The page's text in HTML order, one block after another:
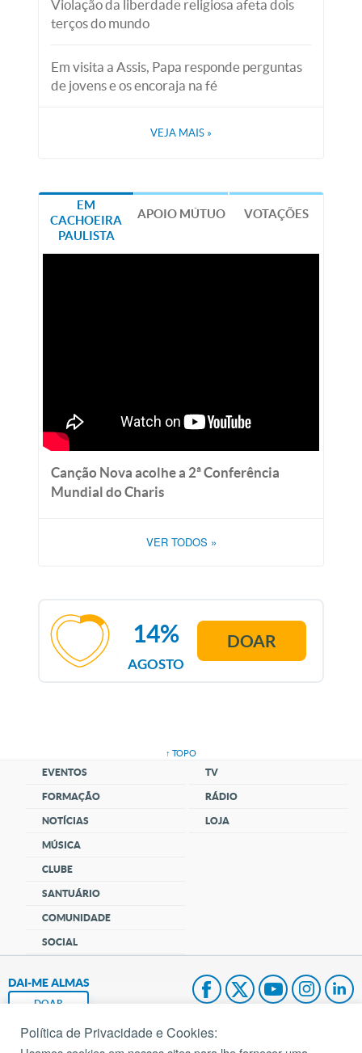
Violação da liberdade religiosa afeta dois
terços do mundo
Em visita a Assis, Papa responde perguntas
de jovens e os encoraja na fé
VEJA MAIS »
EM
CACHOEIRA
PAULISTA
APOIO MÚTUO VOTAÇÕES
Canção Nova acolhe a 2ª Conferência
Mundial do Charis
VER TODOS »
AGOSTO
14% DOAR
↑ TOPO
EVENTOS
FORMAÇÃO
NOTÍCIAS
MÚSICA
CLUBE
SANTUÁRIO
COMUNIDADE
SOCIAL
TV
RÁDIO
LOJA
DAI-ME ALMAS
DOAR
Fundação João Paulo II
Política de Privacidade e Cookies: